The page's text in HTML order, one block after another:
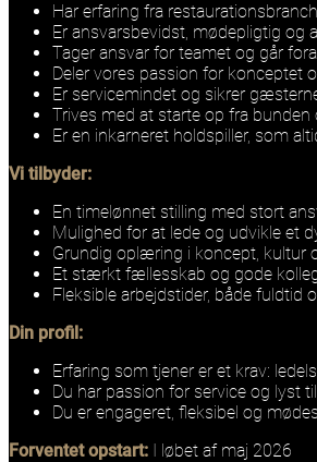
Har erfaring fra
Er ansvarsbevidst, mødepligtig og
Tager ansvar for teamet og går
Deler vores passion for konceptet
Er servicemindet og sikrer
Trives med at starte op fra
Er en inkarneret holdspiller, som
Vi tilbyder:
En timelønnet stilling med stort
Mulighed for at lede og udvikle et
Grundig oplæring i koncept, kultur
Et stærkt fællesskab og gode
Fleksible arbejdstider, både fuldtid
Din profil:
Erfaring som tjener er et krav:
Du har passion for service og lyst
Du er engageret, fleksibel og
Forventet opstart: I løbet af maj 2026